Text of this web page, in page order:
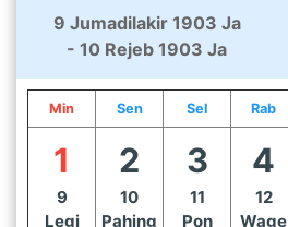
9 Jumadilakir 1903 Ja
- 10 Rejeb 1903 Ja
Min Sen Sel Rab
1
9
Legi
2
10
Pahing
3
11
Pon
4
12
Wage